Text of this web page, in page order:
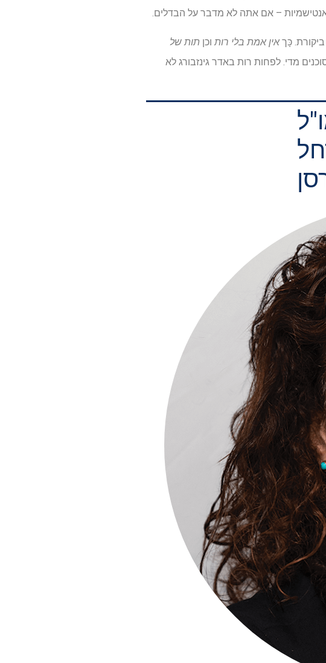
אנטישמיות – אם אתה לא מדבר על הבדלים.
כָּך אין אמת בלי רות וכן תות של
מדי. לפחות רות באדר גינזבורג לא